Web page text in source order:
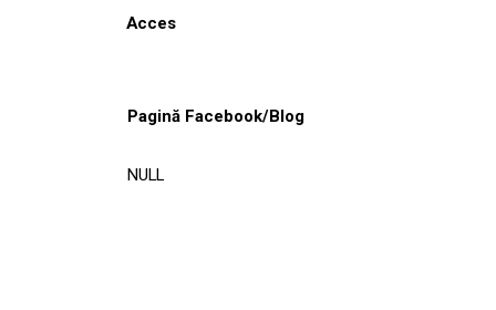
Acces
Pagină Facebook/Blog
NULL